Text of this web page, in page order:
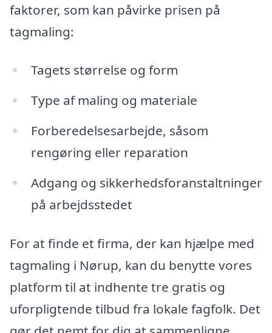
faktorer, som kan påvirke prisen på
tagmaling:
Tagets størrelse og form
Type af maling og materiale
Forberedelsesarbejde, såsom
rengøring eller reparation
Adgang og sikkerhedsforanstaltninger
på arbejdsstedet
For at finde et firma, der kan hjælpe med
tagmaling i Nørup, kan du benytte vores
platform til at indhente tre gratis og
uforpligtende tilbud fra lokale fagfolk. Det